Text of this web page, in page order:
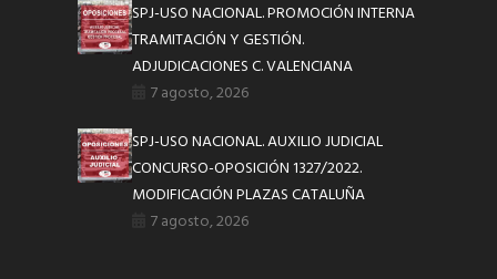
SPJ-USO NACIONAL. PROMOCIÓN INTERNA
TRAMITACIÓN Y GESTIÓN.
ADJUDICACIONES C. VALENCIANA
7 agosto, 2026
SPJ-USO NACIONAL. AUXILIO JUDICIAL
CONCURSO-OPOSICIÓN 1327/2022.
MODIFICACIÓN PLAZAS CATALUÑA
7 agosto, 2026